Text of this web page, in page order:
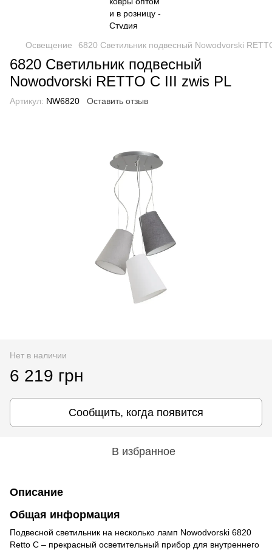
Освещение 6820 Светильник подвесный Nowodvorski
6820 Светильник подвесный
Nowodvorski RETTO C III zwis PL
Артикул: NW6820 Оставить отзыв
Нет в наличии
6 219 грн
Сообщить, когда появится
В избранное
Описание
Общая информация
Подвесной светильник на несколько ламп Nowodvorski 6820
Retto C – прекрасный осветительный прибор для внутреннего